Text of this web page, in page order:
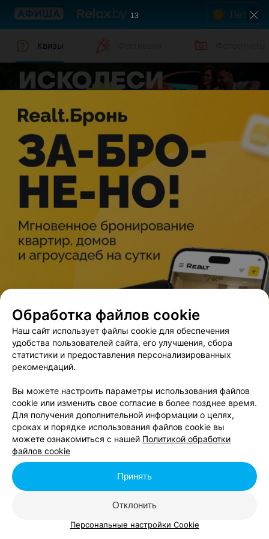
Лето
Квизы
Квизы в Гомеле
Дата Гомель Жанр
В данном городе нет событий,
удовлетворяющих условиям фильтра.
Обработка файлов cookie
Наш сайт использует файлы cookie для обеспечения
удобства пользователей сайта, его улучшения, сбора
статистики и предоставления персонализированных
рекомендаций.
Вы можете настроить параметры использования файлов
cookie или изменить свое согласие в более позднее время.
Для получения дополнительной информации о целях,
сроках и порядке использования файлов cookie вы
можете ознакомиться с нашей Политикой обработки
файлов cookie
Отклонить
Принять
Персональные настройки Cookie
12